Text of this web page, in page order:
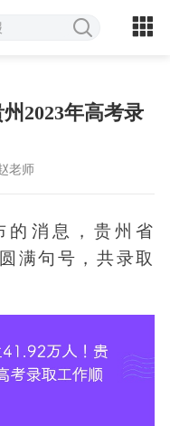
2023年高考录
老师
的消息，贵州省
满句号，共录取